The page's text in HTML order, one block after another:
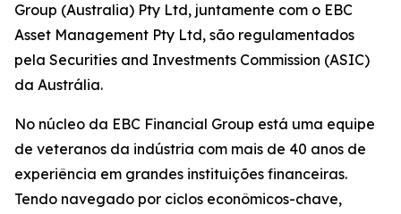
Group (Australia) Pty Ltd, juntamente com o EBC
Asset Management Pty Ltd, são regulamentados
pela Securities and Investments Commission (ASIC)
da Austrália.
No núcleo da EBC Financial Group está uma equipe
de veteranos da indústria com mais de 40 anos de
experiência em grandes instituições financeiras.
Tendo navegado por ciclos econômicos-chave,